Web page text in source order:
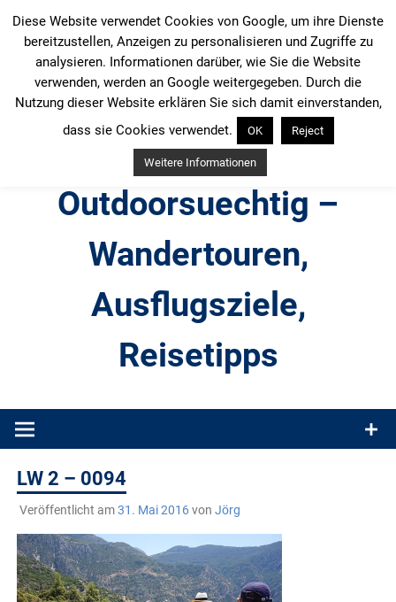
Inhalt
springen
Outdoorsuechtig –
Wandertouren,
Ausflugsziele,
Reisetipps
Produkttests und Buchrezensionen. Ein Blog für alle, die gern
LW 2 – 0094
Veröffentlicht am31. Mai 2016von Jörg
Diese Website verwendet Cookies von Google, um ihre Dienste
bereitzustellen, Anzeigen zu personalisieren und Zugriffe zu
analysieren. Informationen darüber, wie Sie die Website
verwenden, werden an Google weitergegeben. Durch die
Nutzung dieser Website erklären Sie sich damit einverstanden,
dass sie Cookies verwendet.
OK Reject
Weitere Informationen